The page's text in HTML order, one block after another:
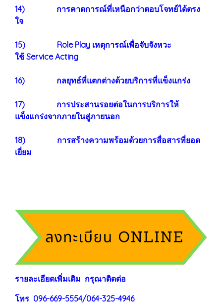
14) การคาดการณ์ที่เหนือกว่าตอบโจทย์ได้ตรง
ใจ
15) Role Play เหตุการณ์เพื่อจับจังหวะ
ใช้ Service Acting
16) กลยุทธ์ที่แตกต่างด้วยบริการที่แข็งแกร่ง
17) การประสานรอยต่อในการบริการให้
แข็งแกร่งจากภายในสู่ภายนอก
18) การสร้างความพร้อมด้วยการสื่อสารที่ยอด
เยี่ยม
รายละเอียดเพิ่มเติม กรุณาติดต่อ
โทร 096-669-5554/064-325-4946